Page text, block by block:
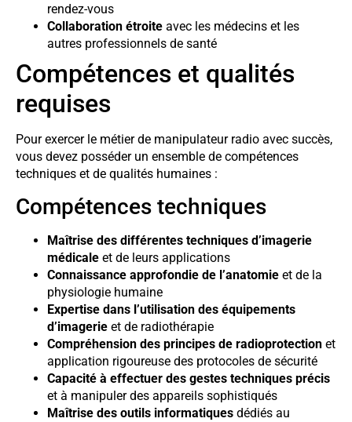
rendez-vous
Collaboration étroite avec les médecins et les
autres professionnels de santé
Compétences et qualités
requises
Pour exercer le métier de manipulateur radio avec succès,
vous devez posséder un ensemble de compétences
techniques et de qualités humaines :
Compétences techniques
Maîtrise des différentes techniques d’imagerie
médicale et de leurs applications
Connaissance approfondie de l’anatomie et de la
physiologie humaine
Expertise dans l’utilisation des équipements
d’imagerie et de radiothérapie
Compréhension des principes de radioprotection et
application rigoureuse des protocoles de sécurité
Capacité à effectuer des gestes techniques précis
et à manipuler des appareils sophistiqués
Maîtrise des outils informatiques dédiés au